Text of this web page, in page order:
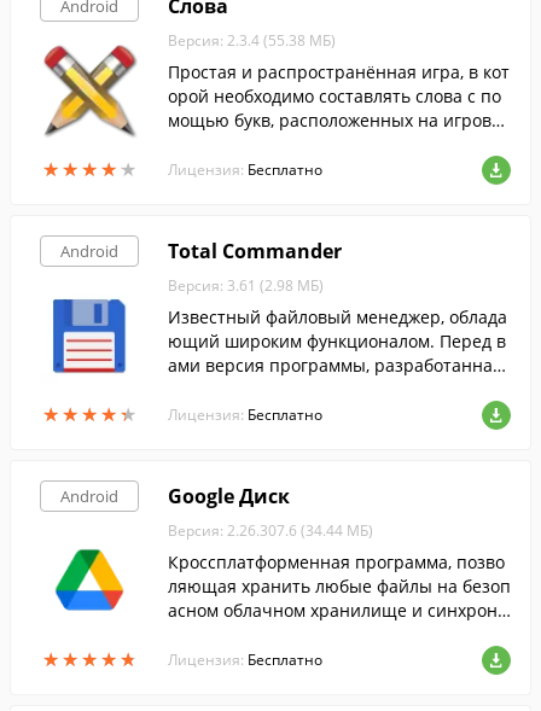
Android
★★★★★
★★★★★
Слова
Версия: 2.3.4 (55.38 МБ)
Простая и распространённая игра, в кот
орой необходимо составлять слова с по
мощью букв, расположенных на игрово
Лицензия: Бесплатно
Android
★★★★★
★★★★★
Total Commander
Версия: 3.61 (2.98 МБ)
Известный файловый менеджер, облада
ющий широким функционалом. Перед в
ами версия программы, разработанная
Лицензия: Бесплатно
Android
★★★★★
★★★★★
Google Диск
Версия: 2.26.307.6 (34.44 МБ)
Кроссплатформенная программа, позво
ляющая хранить любые файлы на безоп
асном облачном хранилище и синхрони
ройствами и ПК.
Лицензия: Бесплатно